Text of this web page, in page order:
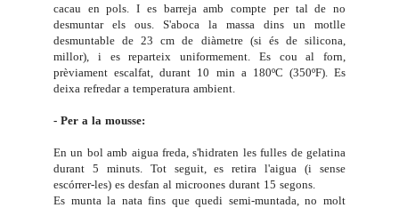
cacau en pols. I es barreja amb compte per tal de no
desmuntar els ous. S'aboca la massa dins un motlle
desmuntable de 23 cm de diàmetre (si és de silicona,
millor), i es reparteix uniformement. Es cou al forn,
prèviament escalfat, durant 10 min a 180ºC (350ºF). Es
deixa refredar a temperatura ambient.
- Per a la mousse:
En un bol amb aigua freda, s'hidraten les fulles de gelatina
durant 5 minuts. Tot seguit, es retira l'aigua (i sense
escórrer-les) es desfan al microones durant 15 segons.
Es munta la nata fins que quedi semi-muntada, no molt